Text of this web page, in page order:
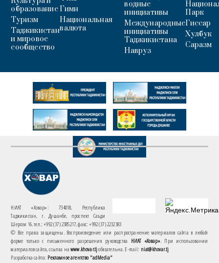
образование
Туризм
Таджикистан
и мировое
сообщество
Гимн
Национальная
валюта
водные
инициативы
Международные
инициативы
Таджикистана
Навруз
Парк
Гиссар
Хулбук
Саразм
НИАТ «Ховар»: 734018, Республика
Таджикистан, г. Душанбе, проспект Саъди
Шерози 16. тел.: +992 (37) 2385217, факс: +992 (37) 2232383
© Все права защищены. Воспроизведение или распространение материалов сайта в любой
форме только с письменного разрешения руководства НИАТ «Ховар». При использовании
материалов сайта, ссылка наwww.khovar.tjобязательна. E-mail: niat@khovar.tj
Разработка сайта: Рекламное агентство "adMedia"